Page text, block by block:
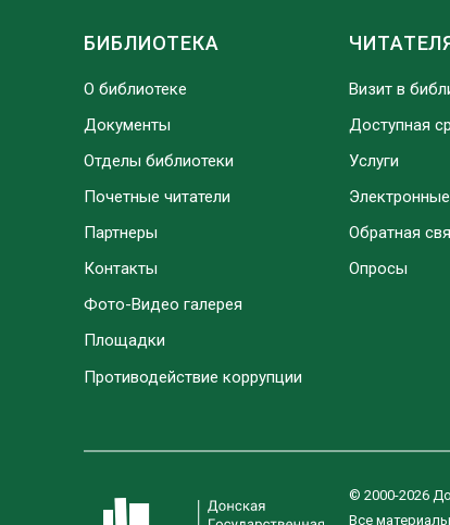
БИБЛИОТЕКА
О библиотеке
Документы
Отделы библиотеки
Почетные читатели
Партнеры
Контакты
Фото-Видео галерея
Площадки
Противодействие коррупции
Визит в
Доступная
Услуги
Электронные
Обратная
Опросы
© 2000-2026
Все